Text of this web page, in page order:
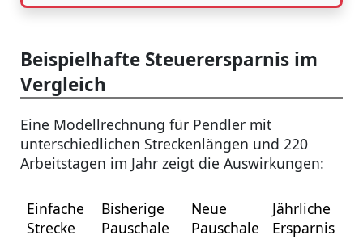
Beispielhafte Steuerersparnis im
Vergleich
Eine Modellrechnung für Pendler mit
unterschiedlichen Streckenlängen und 220
Arbeitstagen im Jahr zeigt die Auswirkungen:
Einfache
Strecke
Bisherige
Pauschale
Neue
Pauschale
Jährliche
Ersparnis